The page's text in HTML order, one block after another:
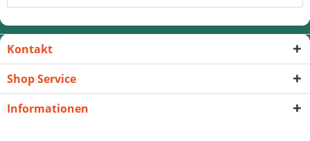
Kontakt
Shop Service
Informationen